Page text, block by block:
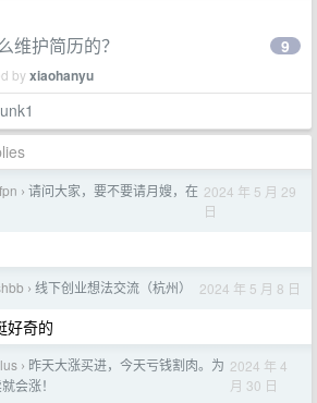
维护简历的？
byxiaohanyu
9
› 请问大家，要不要请月嫂，在 2024 年 5 月 29
日
› 线下创业想法交流（杭州） 2024 年 5 月 8 日
好奇的
› 昨天大涨买进，今天亏钱割肉。为
会涨！
2024 年 4
月 30 日